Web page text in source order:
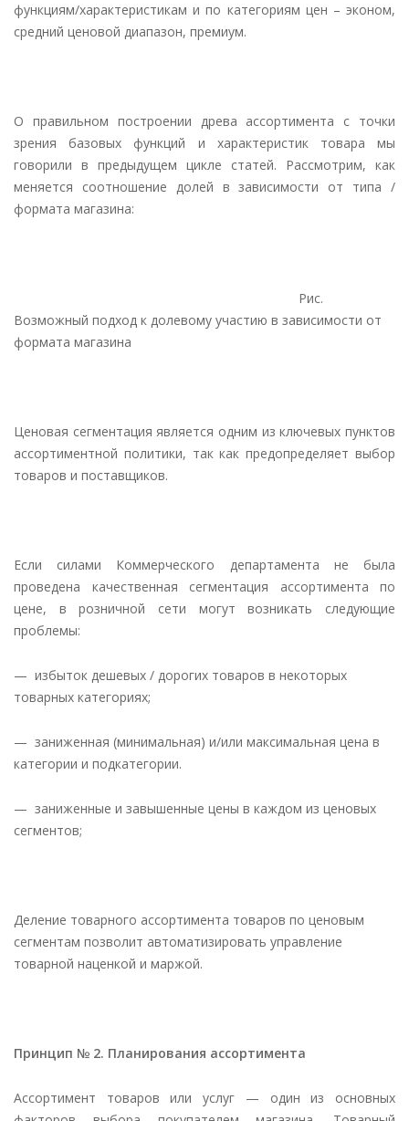
функциям/характеристикам и по категориям цен – эконом,
средний ценовой диапазон, премиум.
О правильном построении древа ассортимента с точки
зрения базовых функций и характеристик товара мы
говорили в предыдущем цикле статей. Рассмотрим, как
меняется соотношение долей в зависимости от типа /
формата магазина:
Рис.
Возможный подход к долевому участию в зависимости от
формата магазина
Ценовая сегментация является одним из ключевых пунктов
ассортиментной политики, так как предопределяет выбор
товаров и поставщиков.
Если силами Коммерческого департамента не была
проведена качественная сегментация ассортимента по
цене, в розничной сети могут возникать следующие
проблемы:
— избыток дешевых / дорогих товаров в некоторых
товарных категориях;
— заниженная (минимальная) и/или максимальная цена в
категории и подкатегории.
— заниженные и завышенные цены в каждом из ценовых
сегментов;
Деление товарного ассортимента товаров по ценовым
сегментам позволит автоматизировать управление
товарной наценкой и маржой.
Принцип № 2. Планирования ассортимента
Ассортимент товаров или услуг — один из основных